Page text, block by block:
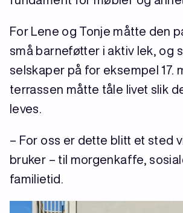
For Lene og Tonje måtte den
små barneføtter i aktiv lek, og
selskaper på for eksempel 17.
terrassen måtte tåle livet slik
leves.
– For oss er dette blitt et sted
bruker – til morgenkaffe,
familietid.